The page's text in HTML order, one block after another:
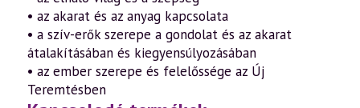
• az akarat és az anyag kapcsolata
• a szív-erők szerepe a gondolat és az akarat
átalakításában és kiegyensúlyozásában
• az ember szerepe és felelőssége az Új
Teremtésben